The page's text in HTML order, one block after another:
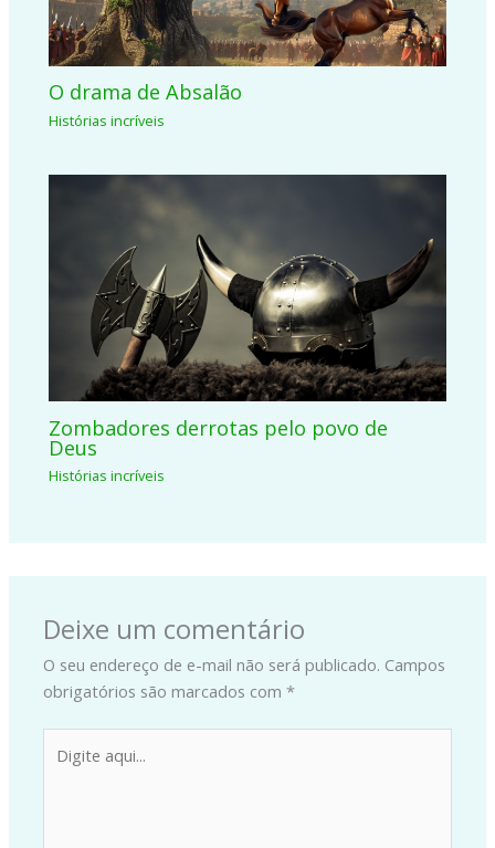
O drama de Absalão
Histórias incríveis
Zombadores derrotas pelo povo de
Deus
Histórias incríveis
Deixe um comentário
O seu endereço de e-mail não será publicado. Campos
obrigatórios são marcados com*
aqui...